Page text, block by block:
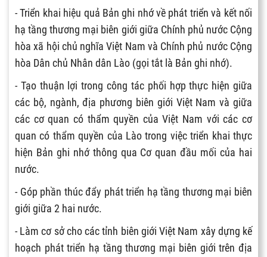
- Triển khai hiệu quả Bản ghi nhớ về phát triển và kết nối
hạ tầng thương mại biên giới giữa Chính phủ nước Cộng
hòa xã hội chủ nghĩa Việt Nam và Chính phủ nước Cộng
hòa Dân chủ Nhân dân Lào (gọi tắt là Bản ghi nhớ).
- Tạo thuận lợi trong công tác phối hợp thực hiện giữa
các bộ, ngành, địa phương biên giới Việt Nam và giữa
các cơ quan có thẩm quyền của Việt Nam với các cơ
quan có thẩm quyền của Lào trong việc triển khai thực
hiện Bản ghi nhớ thông qua Cơ quan đầu mối của hai
nước.
- Góp phần thúc đẩy phát triển hạ tầng thương mại biên
giới giữa 2 hai nước.
- Làm cơ sở cho các tỉnh biên giới Việt Nam xây dựng kế
hoạch phát triển hạ tầng thương mại biên giới trên địa